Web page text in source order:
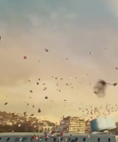
Yüklendi:
34.48%